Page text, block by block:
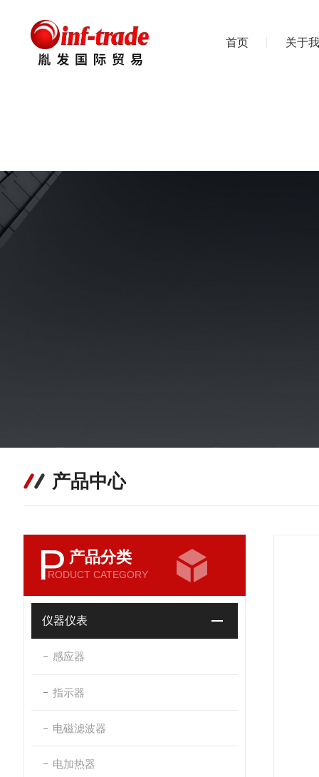
首页 关于
产品中心
P 产品分类
RODUCT CATEGORY
仪器仪表
感应器
指示器
电磁滤波器
电加热器